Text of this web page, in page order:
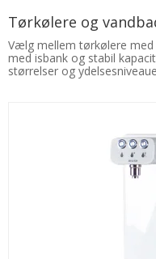
Tørkølere og
Vælg mellem tørkølere
med isbank og stabil
størrelser og